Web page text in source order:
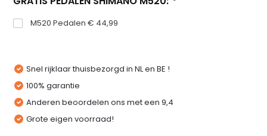
M520 Pedalen € 44,99
Snel rijklaar thuisbezorgd in NL en BE !
100% garantie
Anderen beoordelen ons met een 9,4
Grote eigen voorraad!